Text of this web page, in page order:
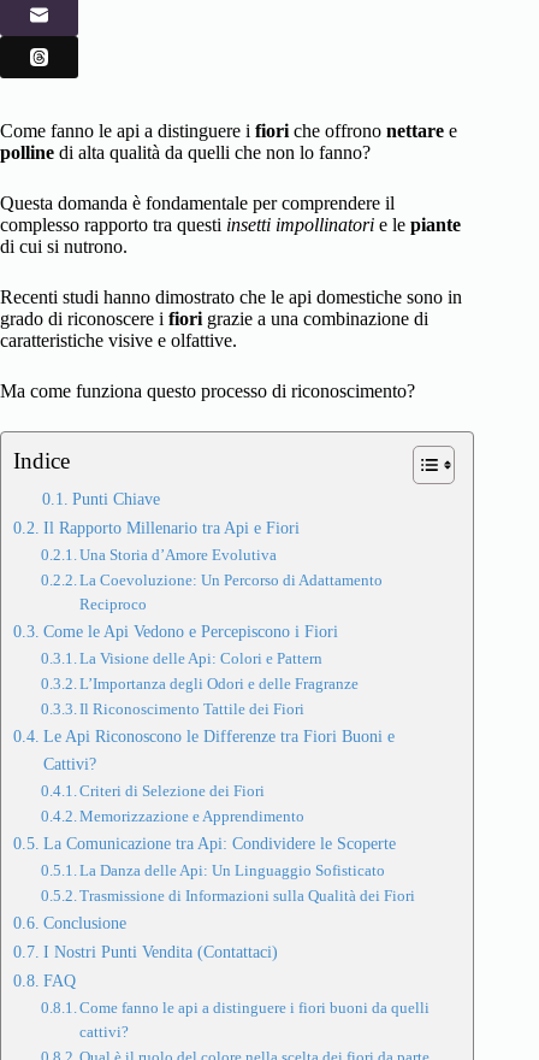
Come fanno le api a distinguere i fiori che offrono nettare e
polline di alta qualità da quelli che non lo fanno?
Questa domanda è fondamentale per comprendere il
complesso rapporto tra questi insetti impollinatori e le piante
di cui si nutrono.
Recenti studi hanno dimostrato che le api domestiche sono in
grado di riconoscere i fiori grazie a una combinazione di
caratteristiche visive e olfattive.
Ma come funziona questo processo di riconoscimento?
Indice
Punti Chiave
Il Rapporto Millenario tra Api e Fiori
Una Storia d’Amore Evolutiva
La Coevoluzione: Un Percorso di Adattamento
Reciproco
Come le Api Vedono e Percepiscono i Fiori
La Visione delle Api: Colori e Pattern
L’Importanza degli Odori e delle Fragranze
Il Riconoscimento Tattile dei Fiori
Le Api Riconoscono le Differenze tra Fiori Buoni e
Cattivi?
Criteri di Selezione dei Fiori
Memorizzazione e Apprendimento
La Comunicazione tra Api: Condividere le Scoperte
La Danza delle Api: Un Linguaggio Sofisticato
Trasmissione di Informazioni sulla Qualità dei Fiori
Conclusione
I Nostri Punti Vendita (Contattaci)
FAQ
Come fanno le api a distinguere i fiori buoni da quelli
cattivi?